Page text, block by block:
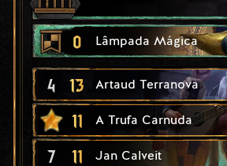
0 Lâmpada Mágica
4 13 Artaud Terranova
11 A Trufa Carnuda
7 11 Jan Calveit